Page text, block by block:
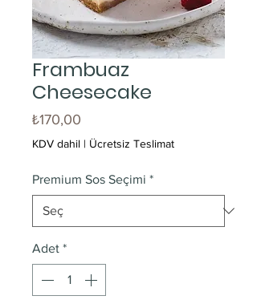
Frambuaz
Cheesecake
₺170,00
KDV dahil | Ücretsiz Teslimat
Premium Sos Seçimi *
Adet *